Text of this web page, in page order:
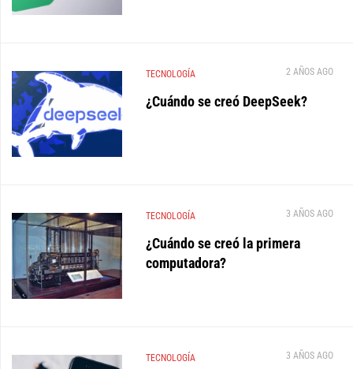
TECNOLOGÍA 2 AÑOS AGO
¿Cuándo se creó DeepSeek?
TECNOLOGÍA 3 AÑOS AGO
¿Cuándo se creó la primera
computadora?
TECNOLOGÍA 3 AÑOS AGO